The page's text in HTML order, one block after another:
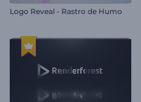
Logo Reveal - Rastro de Humo